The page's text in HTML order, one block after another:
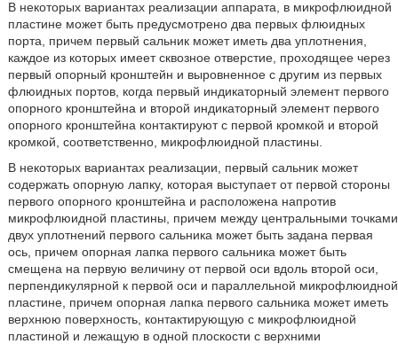
В некоторых вариантах реализации аппарата, в микрофлюидной
пластине может быть предусмотрено два первых флюидных
порта, причем первый сальник может иметь два уплотнения,
каждое из которых имеет сквозное отверстие, проходящее через
первый опорный кронштейн и выровненное с другим из первых
флюидных портов, когда первый индикаторный элемент первого
опорного кронштейна и второй индикаторный элемент первого
опорного кронштейна контактируют с первой кромкой и второй
кромкой, соответственно, микрофлюидной пластины.
В некоторых вариантах реализации, первый сальник может
содержать опорную лапку, которая выступает от первой стороны
первого опорного кронштейна и расположена напротив
микрофлюидной пластины, причем между центральными точками
двух уплотнений первого сальника может быть задана первая
ось, причем опорная лапка первого сальника может быть
смещена на первую величину от первой оси вдоль второй оси,
перпендикулярной к первой оси и параллельной микрофлюидной
пластине, причем опорная лапка первого сальника может иметь
верхнюю поверхность, контактирующую с микрофлюидной
пластиной и лежащую в одной плоскости с верхними